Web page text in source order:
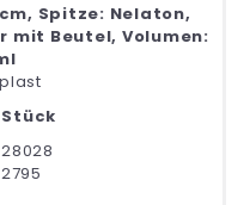
Spitze: Nelaton,
mit Beutel, Volumen: